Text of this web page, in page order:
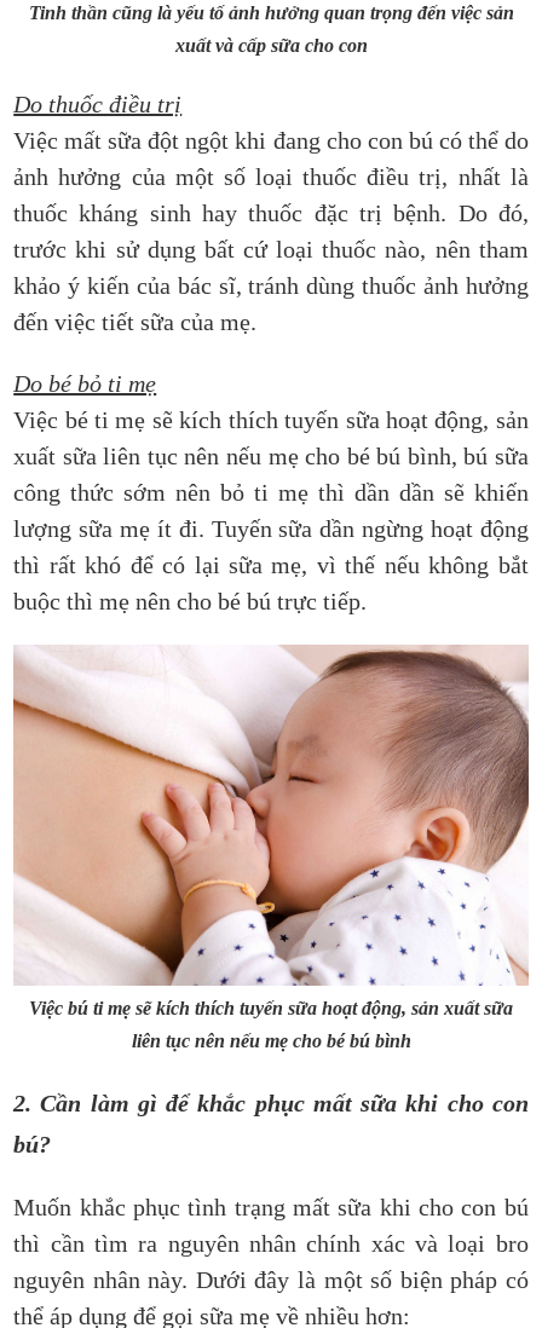
Tinh thần cũng là yếu tố ảnh hưởng quan trọng đến việc sản
xuất và cấp sữa cho con
Do thuốc điều trị
Việc mất sữa đột ngột khi đang cho con bú có thể do
ảnh hưởng của một số loại thuốc điều trị, nhất là
thuốc kháng sinh hay thuốc đặc trị bệnh. Do đó,
trước khi sử dụng bất cứ loại thuốc nào, nên tham
khảo ý kiến của bác sĩ, tránh dùng thuốc ảnh hưởng
đến việc tiết sữa của mẹ.
Do bé bỏ ti mẹ
Việc bé ti mẹ sẽ kích thích tuyến sữa hoạt động, sản
xuất sữa liên tục nên nếu mẹ cho bé bú bình, bú sữa
công thức sớm nên bỏ ti mẹ thì dần dần sẽ khiến
lượng sữa mẹ ít đi. Tuyến sữa dần ngừng hoạt động
thì rất khó để có lại sữa mẹ, vì thế nếu không bắt
buộc thì mẹ nên cho bé bú trực tiếp.
Việc bú ti mẹ sẽ kích thích tuyến sữa hoạt động, sản xuất sữa
liên tục nên nếu mẹ cho bé bú bình
2. Cần làm gì để khắc phục mất sữa khi cho con
bú?
Muốn khắc phục tình trạng mất sữa khi cho con bú
thì cần tìm ra nguyên nhân chính xác và loại bro
nguyên nhân này. Dưới đây là một số biện pháp có
thể áp dụng để gọi sữa mẹ về nhiều hơn: